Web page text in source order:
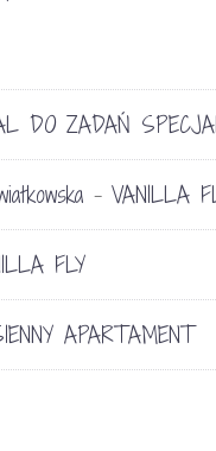
DO ZADAŃ
- VANILLA
FLY
APARTAMENT